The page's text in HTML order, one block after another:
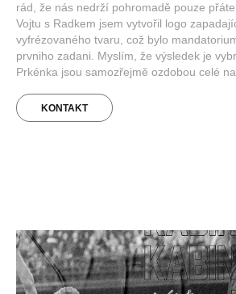
rád, že nás nedrží pohromadě pouze
Vojtu s Radkem jsem vytvořil logo
vyfrézovaného tvaru, což bylo
prvniho zadani. Myslím, že výsledek je
Prkénka jsou samozřejmě ozdobou celé
KONTAKT